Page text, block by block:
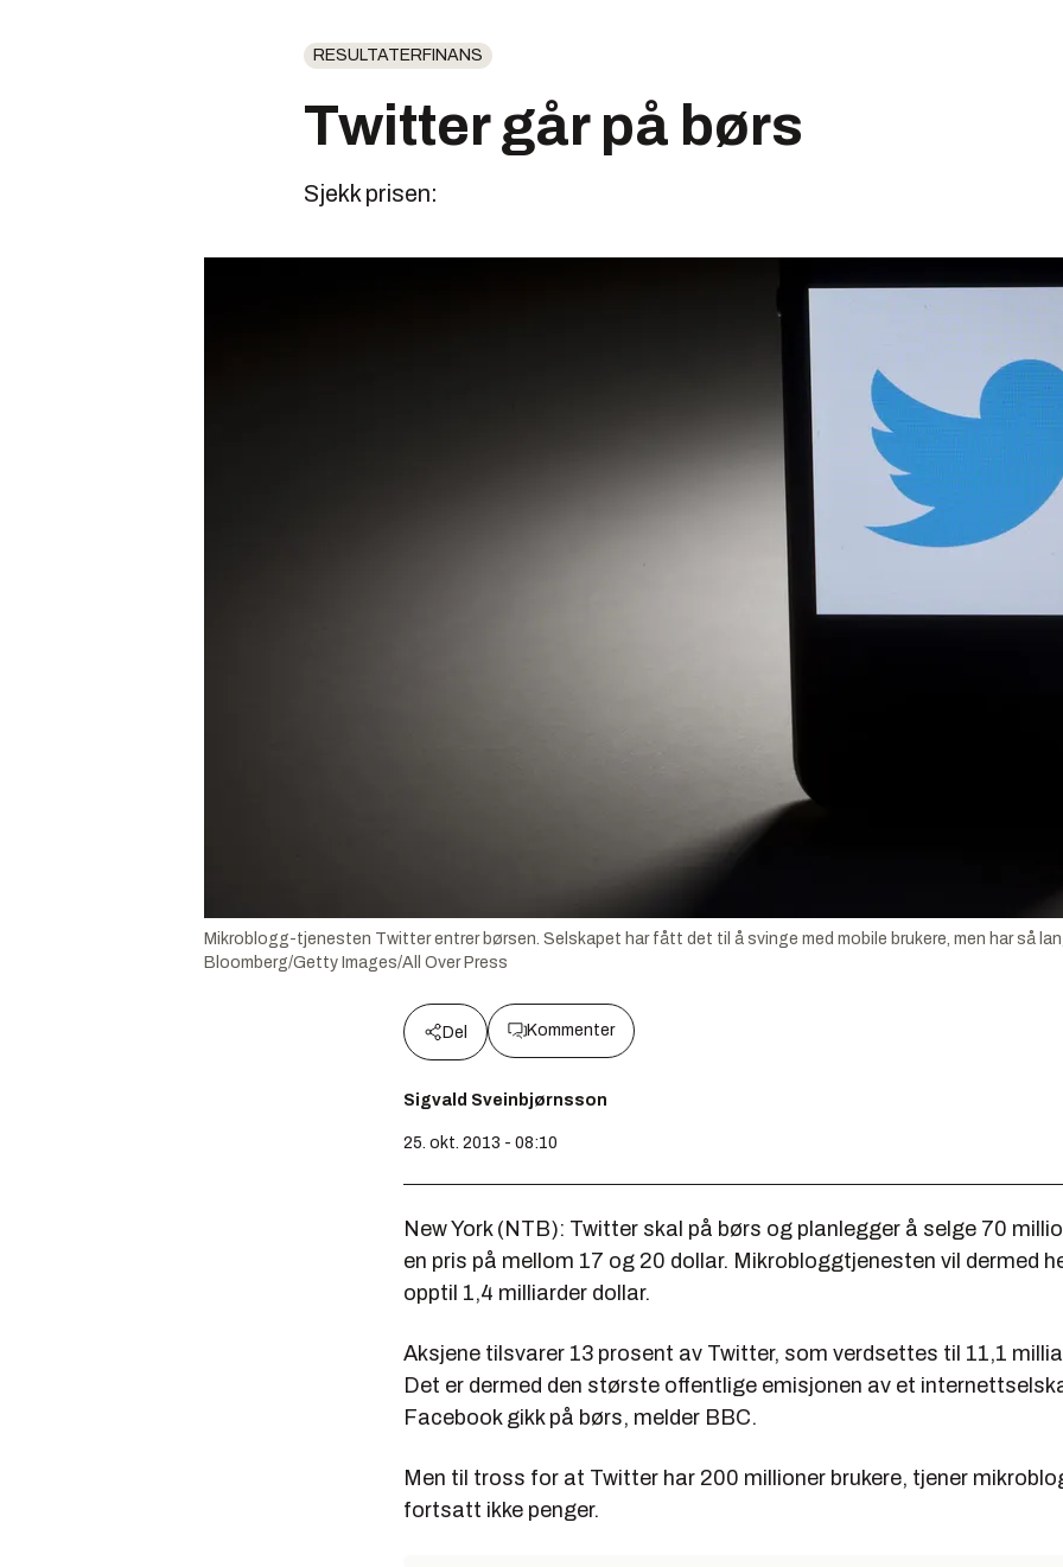
RESULTATERFINANS
Twitter går på børs
Sjekk prisen:
Mikroblogg-tjenesten Twitter entrer børsen. Selskapet har fått det til å svinge med mobile brukere, men har så
Bloomberg/Getty Images/All Over Press
Del Kommenter
Sigvald Sveinbjørnsson
25. okt. 2013 - 08:10
New York (NTB): Twitter skal på børs og planlegger å selge 70
en pris på mellom 17 og 20 dollar. Mikrobloggtjenesten vil dermed
opptil 1,4 milliarder dollar.
Aksjene tilsvarer 13 prosent av Twitter, som verdsettes til 11,1
Det er dermed den største offentlige emisjonen av et
Facebook gikk på børs, melder BBC.
Men til tross for at Twitter har 200 millioner brukere, tjener
fortsatt ikke penger.